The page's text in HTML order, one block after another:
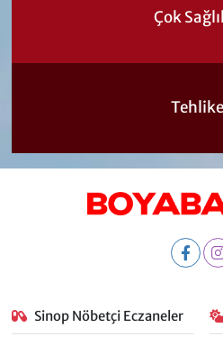
Çok
Sinop Nöbetçi Eczaneler